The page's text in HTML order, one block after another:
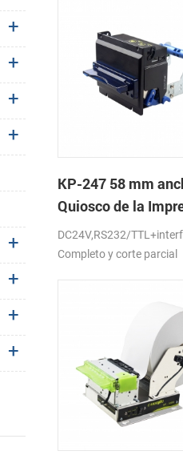
KP-247 58 mm
Quiosco de la
de recibos
DC24V,RS232/
Completo y corte parcial